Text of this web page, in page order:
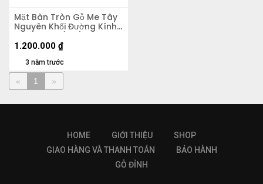
Mặt Bàn Tròn Gỗ Me Tây
Nguyên Khối Đường Kính
60 Dày 4.5 (cm)
3 năm trước
1.200.000 ₫
« 1 »
HOME GIỚI THIỆU
SHOP
GIAO HÀNG VÀ THANH TOÁN
BẢO HÀNH
GỖ ĐỈNH